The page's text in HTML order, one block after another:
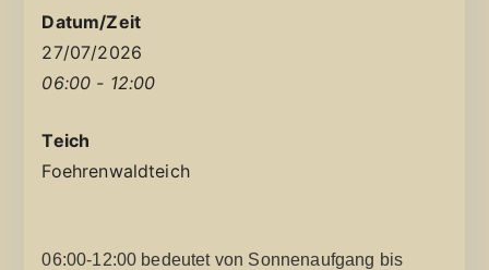
Datum/Zeit
27/07/2026
06:00 - 12:00
Teich
Foehrenwaldteich
06:00-12:00 bedeutet von Sonnenaufgang bis